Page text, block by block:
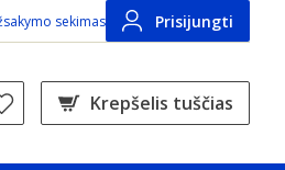
sekimas Prisijungti
Krepšelis tuščias